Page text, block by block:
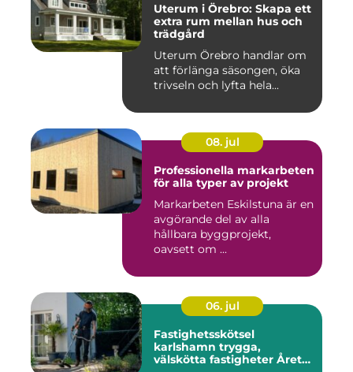
Uterum i Örebro: Skapa ett
extra rum mellan hus och
trädgård
Uterum Örebro handlar om
att förlänga säsongen, öka
trivseln och lyfta hela...
08. jul
Professionella markarbeten
för alla typer av projekt
Markarbeten Eskilstuna är en
avgörande del av alla
hållbara byggprojekt,
oavsett om ...
06. jul
Fastighetsskötsel
karlshamn trygga,
välskötta fastigheter Året